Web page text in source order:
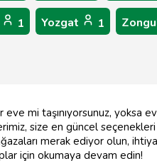
1 Yozgat 1
eve mi taşınıyorsunuz, yoksa
size en güncel
merak ediyor olun,
için okumaya devam edin!